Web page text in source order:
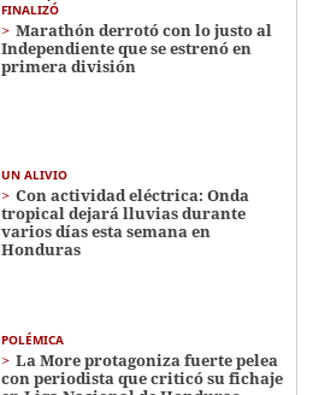
FINALIZÓ
Marathón derrotó con lo justo al
Independiente que se estrenó en
primera división
UN ALIVIO
Con actividad eléctrica: Onda
tropical dejará lluvias durante
varios días esta semana en
Honduras
POLÉMICA
La More protagoniza fuerte pelea
con periodista que criticó su fichaje